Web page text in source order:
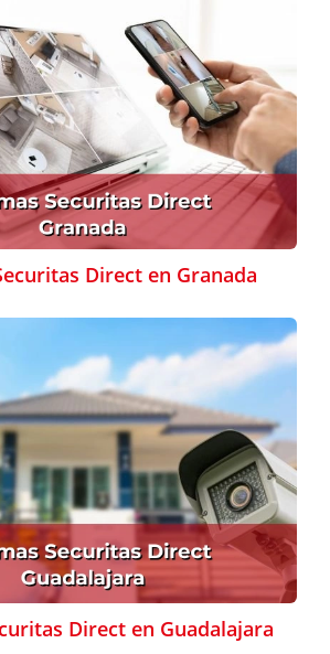
Direct en Granada
Direct en Guadalajara